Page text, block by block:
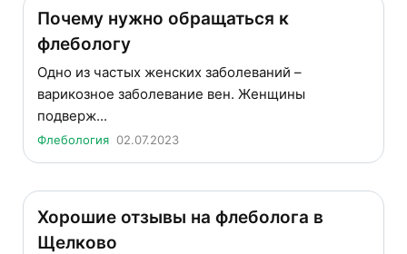
Почему нужно обращаться к
флебологу
Одно из частых женских заболеваний –
варикозное заболевание вен. Женщины
подверж...
Флебология 02.07.2023
Хорошие отзывы на флеболога в
Щелково